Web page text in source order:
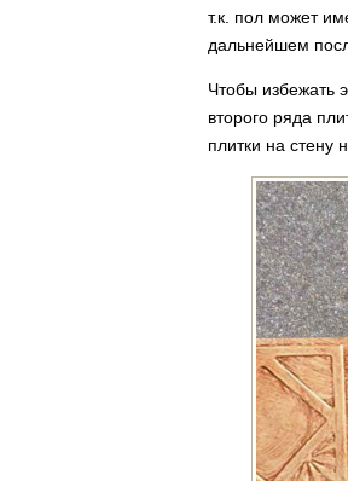
т.к. пол может
дальнейшем
Чтобы избежать
второго ряда
плитки на стену